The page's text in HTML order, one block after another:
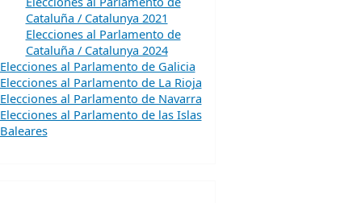
Cataluña / Catalunya 2021
Elecciones al Parlamento de
Cataluña / Catalunya 2024
Elecciones al Parlamento de Galicia
Elecciones al Parlamento de La Rioja
Elecciones al Parlamento de Navarra
Elecciones al Parlamento de las Islas
Baleares